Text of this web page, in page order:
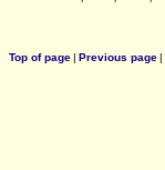
Top of page| Previous page|